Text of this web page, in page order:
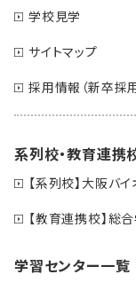
学校見学
サイトマップ
採用情報（新卒採用
系列校・教育連携
【系列校】大阪バ
【教育連携校】総
学習センター一覧